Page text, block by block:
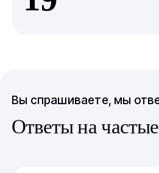
Вы спрашиваете, мы
Ответы на